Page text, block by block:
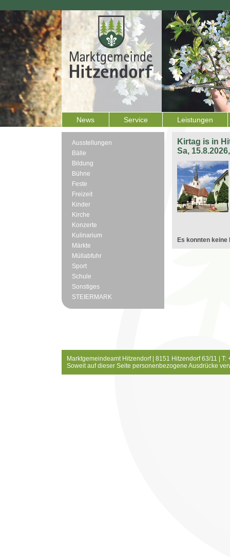
News Service Leistungen
Ausstellungen
Bälle
Bildung
Bühne
Feste
Freizeit
Kinder
Kirche
Konzerte
Kulinarium
Märkte
Müllabfuhr
Sport
Schule
Sonstiges
STEIERMARK
Kirtag is in
Sa,
Es konnten keine
Marktgemeindeamt Hitzendorf | 8151 Hitzendorf 63/11 |
Soweit auf dieser Seite personenbezogene Ausdrücke